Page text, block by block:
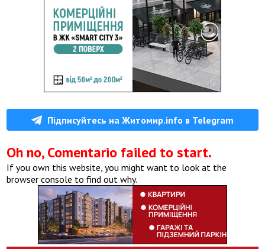
Підписуйтесь на Житомир.info в Telegram
Oh no, Comentario failed to start.
If you own this website, you might want to look at the
browser console to find out why.